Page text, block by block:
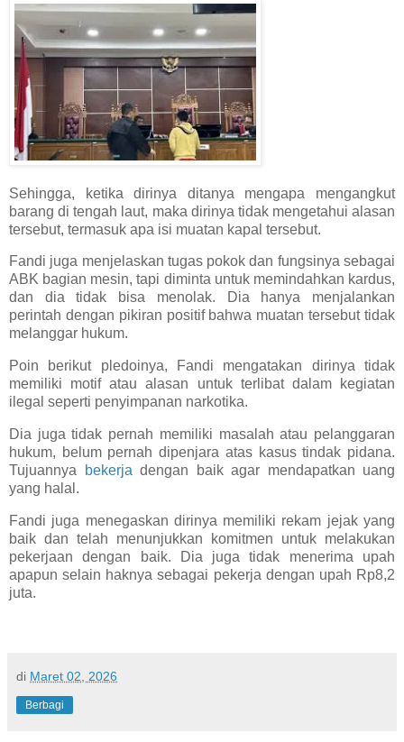
Sehingga, ketika dirinya ditanya mengapa mengangkut
barang di tengah laut, maka dirinya tidak mengetahui alasan
tersebut, termasuk apa isi muatan kapal tersebut.
Fandi juga menjelaskan tugas pokok dan fungsinya sebagai
ABK bagian mesin, tapi diminta untuk memindahkan kardus,
dan dia tidak bisa menolak. Dia hanya menjalankan
perintah dengan pikiran positif bahwa muatan tersebut tidak
melanggar hukum.
Poin berikut pledoinya, Fandi mengatakan dirinya tidak
memiliki motif atau alasan untuk terlibat dalam kegiatan
ilegal seperti penyimpanan narkotika.
Dia juga tidak pernah memiliki masalah atau pelanggaran
hukum, belum pernah dipenjara atas kasus tindak pidana.
Tujuannya
bekerja dengan baik agar mendapatkan uang
yang halal.
Fandi juga menegaskan dirinya memiliki rekam jejak yang
baik dan telah menunjukkan komitmen untuk melakukan
pekerjaan dengan baik. Dia juga tidak menerima upah
apapun selain haknya sebagai pekerja dengan upah Rp8,2
juta.
di Maret 02, 2026
Berbagi